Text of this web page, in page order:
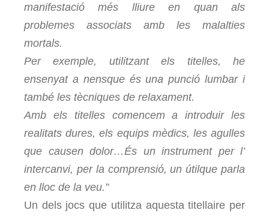
manifestació més lliure en quan als
problemes associats amb les malalties
mortals.
Per exemple, utilitzant els titelles, he
ensenyat a nensque és una punció lumbar i
també les tècniques de relaxament.
Amb els titelles comencem a introduir les
realitats dures, els equips mèdics, les agulles
que causen dolor…És un instrument per l’
intercanvi, per la comprensió, un útilque parla
en lloc de la veu.”
Un dels jocs que utilitza aquesta titellaire per